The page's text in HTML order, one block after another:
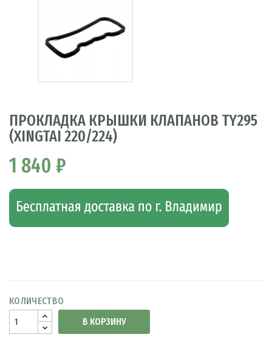
ПРОКЛАДКА КРЫШКИ КЛАПАНОВ TY295
(XINGTAI 220/224)
1 840 ₽
КОЛИЧЕСТВО
В КОРЗИНУ